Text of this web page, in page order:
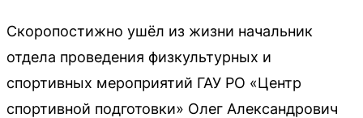
Скоропостижно ушёл из жизни начальник
отдела проведения физкультурных и
спортивных мероприятий ГАУ РО «Центр
спортивной подготовки» Олег Александрович